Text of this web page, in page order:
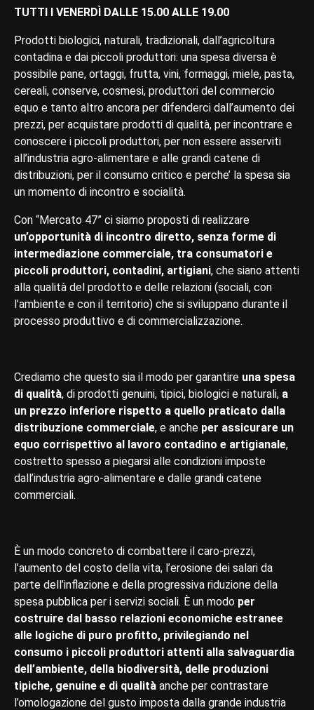
TUTTI I VENERDÌ DALLE 15.00 ALLE 19.00
Prodotti biologici, naturali, tradizionali, dall’agricoltura
contadina e dai piccoli produttori: una spesa diversa è
possibile pane, ortaggi, frutta, vini, formaggi, miele, pasta,
cereali, conserve, cosmesi, produttori del commercio
equo e tanto altro ancora per difenderci dall’aumento dei
prezzi, per acquistare prodotti di qualità, per incontrare e
conoscere i piccoli produttori, per non essere asserviti
all’industria agro-alimentare e alle grandi catene di
distribuzioni, per il consumo critico e perche’ la spesa sia
un momento di incontro e socialità.
Con “Mercato 47” ci siamo proposti di realizzare
un’opportunità di incontro diretto, senza forme di
intermediazione commerciale, tra consumatori e
piccoli produttori, contadini, artigiani, che siano attenti
alla qualità del prodotto e delle relazioni (sociali, con
l’ambiente e con il territorio) che si sviluppano durante il
processo produttivo e di commercializzazione.
Crediamo che questo sia il modo per garantire una spesa
di qualità, di prodotti genuini, tipici, biologici e naturali, a
un prezzo inferiore rispetto a quello praticato dalla
distribuzione commerciale, e anche per assicurare un
equo corrispettivo al lavoro contadino e artigianale,
costretto spesso a piegarsi alle condizioni imposte
dall’industria agro-alimentare e dalle grandi catene
commerciali.
È un modo concreto di combattere il caro-prezzi,
l’aumento del costo della vita, l’erosione dei salari da
parte dell’inflazione e della progressiva riduzione della
spesa pubblica per i servizi sociali. È un modo per
costruire dal basso relazioni economiche estranee
alle logiche di puro profitto, privilegiando nel
consumo i piccoli produttori attenti alla salvaguardia
dell’ambiente, della biodiversità, delle produzioni
tipiche, genuine e di qualità anche per contrastare
l’omologazione del gusto imposta dalla grande industria